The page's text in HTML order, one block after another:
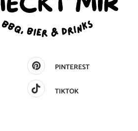
PINTEREST
TIKTOK